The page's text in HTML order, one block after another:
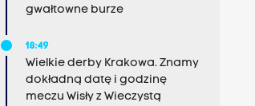
gwałtowne burze
18:49
Wielkie derby Krakowa. Znamy
dokładną datę i godzinę
meczu Wisły z Wieczystą